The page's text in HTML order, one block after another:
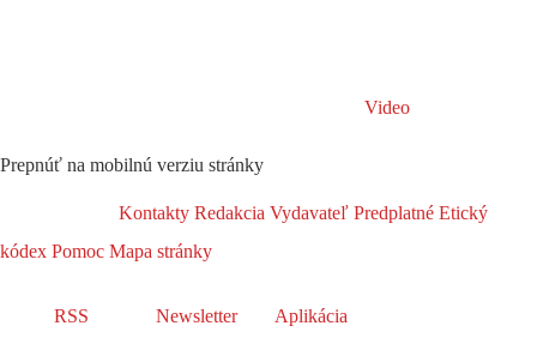
Video
Prepnúť na mobilnú verziu stránky
Kontakty Redakcia Vydavateľ Predplatné Etický
kódex Pomoc Mapa stránky
RSS Newsletter Aplikácia